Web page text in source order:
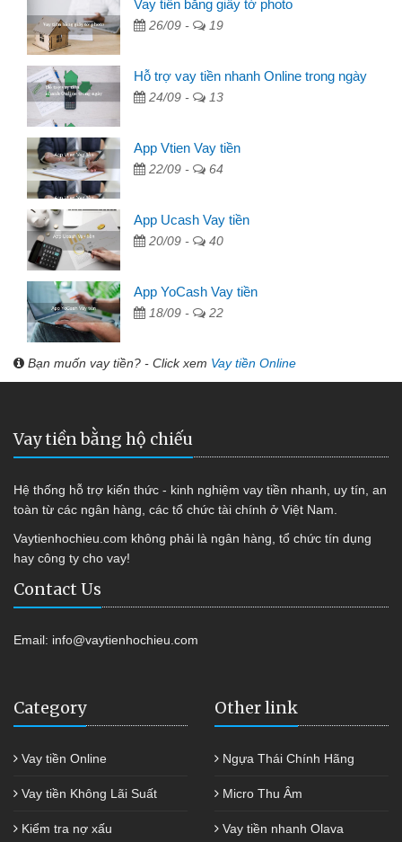
Vay tiền bằng giấy tờ photo
26/09 - 19
Hỗ trợ vay tiền nhanh Online trong ngày
24/09 - 13
App Vtien Vay tiền
22/09 - 64
App Ucash Vay tiền
20/09 - 40
App YoCash Vay tiền
18/09 - 22
Bạn muốn vay tiền? - Click xem Vay tiền Online
Vay tiền bằng hộ chiếu
Hệ thống hỗ trợ kiến thức - kinh nghiệm vay tiền nhanh, uy tín, an
toàn từ các ngân hàng, các tổ chức tài chính ở Việt Nam.
Vaytienhochieu.com không phải là ngân hàng, tổ chức tín dụng
hay công ty cho vay!
Contact Us
Email: info@vaytienhochieu.com
Category
Vay tiền Online
Vay tiền Không Lãi Suất
Kiểm tra nợ xấu
Other link
Ngựa Thái Chính Hãng
Micro Thu Âm
Vay tiền nhanh Olava